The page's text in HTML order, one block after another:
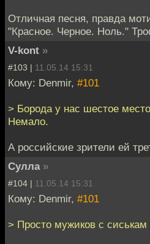
Отличная песня, правда
"Красное. Черное. Ноль."
V-kont »
#103 | 11.05.14 15:31
Кому: Denmir, #101
> Борода у нас шестое
Немало.
А российские зрители ей
Сулла »
#104 | 11.05.14 15:31
Кому: Denmir, #101
> Просто мужиков с